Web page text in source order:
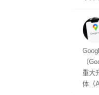
车
及
（
重大
体（